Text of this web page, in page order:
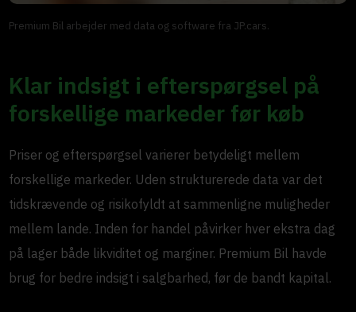
Premium Bil arbejder med data og software fra JP.cars.
Klar indsigt i efterspørgsel på
forskellige markeder før køb
Priser og efterspørgsel varierer betydeligt mellem
forskellige markeder. Uden strukturerede data var det
tidskrævende og risikofyldt at sammenligne muligheder
mellem lande. Inden for handel påvirker hver ekstra dag
på lager både likviditet og marginer. Premium Bil havde
brug for bedre indsigt i salgbarhed, før de bandt kapital.